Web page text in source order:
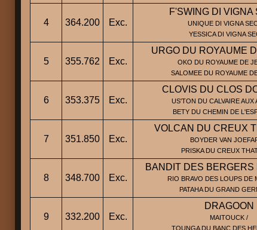
4 364.200 Exc.
F'SWING DI VIGNA
UNIQUE DI VIGNA
YESSICA DI VIGNA
5 355.762 Exc.
URGO DU ROYAUME
OKO DU ROYAUME DE
SALOMEE DU ROYAUME
6 353.375 Exc.
CLOVIS DU CLOS
US'TON DU CALVAIRE AUX
BETY DU CHEMIN DE
7 351.850 Exc.
VOLCAN DU CREUX
BOYDER VAN
PRISKA DU CREUX
8 348.700 Exc.
BANDIT DES BERGERS
RIO BRAVO DES LOUPS DE
PATAHA DU GRAND
9 332.200 Exc.
DRAGOON
MAITOUCK /
TOUNGA DU BANC DES